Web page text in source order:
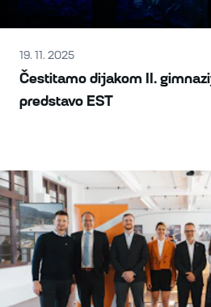
19. 11. 2025
Čestitamo dijakom II.
predstavo EST